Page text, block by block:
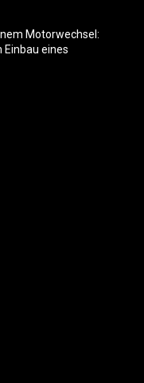
Motorwechsel:
Einbau eines